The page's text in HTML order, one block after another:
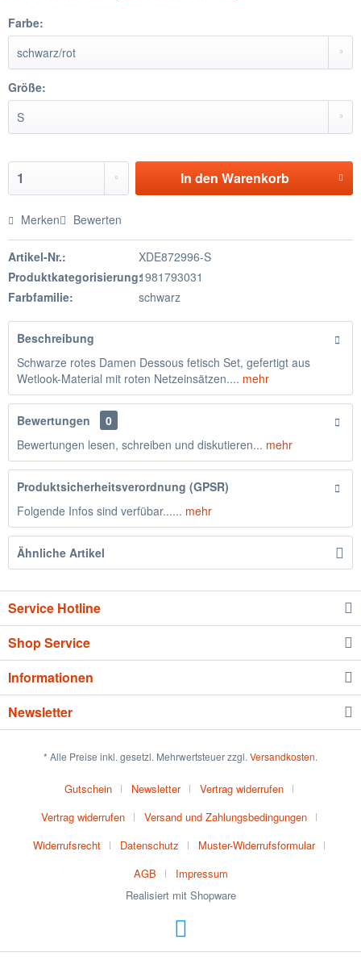
Farbe:
Größe:
In den Warenkorb
Merken Bewerten
Artikel-Nr.:
XDE872996-S
Produktkategorisierung:1981793031
Farbfamilie:
schwarz
Beschreibung
Schwarze rotes Damen Dessous fetisch Set, gefertigt aus
Wetlook-Material mit roten Netzeinsätzen.... mehr
Bewertungen
0
Bewertungen lesen, schreiben und diskutieren... mehr
Produktsicherheitsverordnung (GPSR)
Folgende Infos sind verfübar...... mehr
Ähnliche Artikel
Service Hotline
Shop Service
Informationen
Newsletter
* Alle Preise inkl. gesetzl. Mehrwertsteuer zzgl. Versandkosten.
Gutschein Newsletter
Vertrag widerrufen
Vertrag widerrufen
Versand und Zahlungsbedingungen
Widerrufsrecht
Datenschutz
Muster-Widerrufsformular
AGB
Impressum
Realisiert mit Shopware